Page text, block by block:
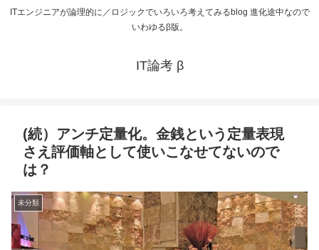
ITエンジニアが論理的に／ロジックでいろいろ考えてみるblog 進化途中なので
いわゆるβ版。
IT論考 β
(続）アンチ定量化。金銭という定量表現
さえ評価軸として使いこなせてないので
は？
未分類